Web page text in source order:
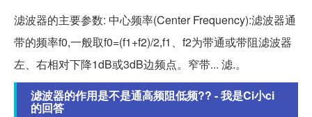
滤波器的主要参数: 中心频率(Center Frequency):滤波器通
带的频率f0,一般取f0=(f1+f2)/2,f1、f2为带通或带阻滤波器
左、右相对下降1dB或3dB边频点。窄带... 滤.。
滤波器的作用是不是通高频阻低频?? - 我是Ci小ci
的回答